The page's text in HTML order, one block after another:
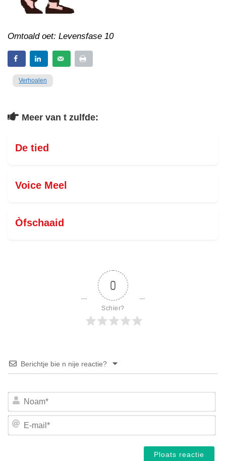
Omtoald oet: Levensfase 10
Verhoalen
Meer van t zulfde:
De tied
Voice Meel
Òfschaaid
0
Schier?
Berichtje bie n nije reactie?
E-